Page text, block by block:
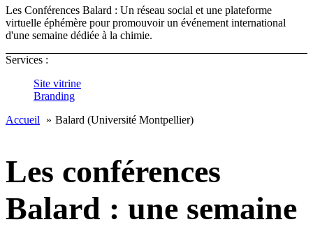
Les Conférences Balard : Un réseau social et une plateforme
virtuelle éphémère pour promouvoir un événement international
d'une semaine dédiée à la chimie.
Services :
Site vitrine
Branding
Accueil
Balard (Université Montpellier)
Les conférences
Balard : une semaine